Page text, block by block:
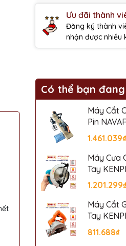
Ưu đãi thành
Đăng ký thành
nhận được nhiều
Có thể bạn
Máy Cắt
Pin
1.461.039₫
Máy Cưa
Tay
5806
Máy Cắt
Tay
110A
811.688₫